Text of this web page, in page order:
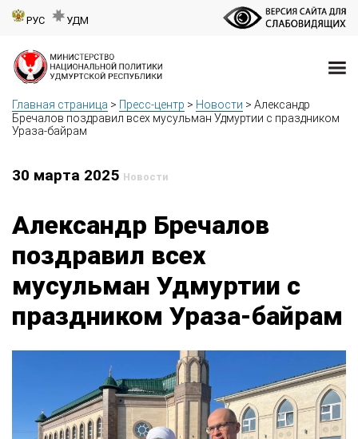
РУС УДМ
Главная страница > Пресс-центр > Новости > Александр
Бречалов поздравил всех мусульман Удмуртии с праздником
Ураза-байрам
30 марта 2025 Новости
Александр Бречалов
поздравил всех
мусульман Удмуртии с
праздником Ураза-байрам